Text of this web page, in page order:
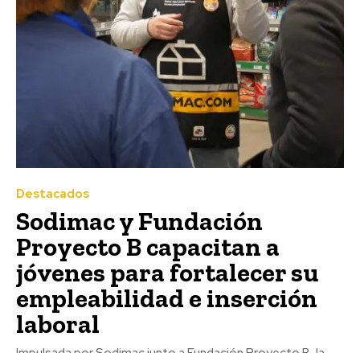
Destacados
Sodimac y Fundación
Proyecto B capacitan a
jóvenes para fortalecer su
empleabilidad e inserción
laboral